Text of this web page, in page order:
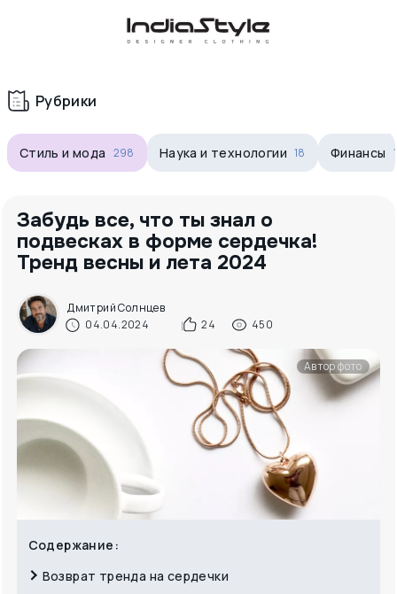
Корзина
В корзиненеттоваров
Корзина покупок пуста..
Рубрики
Стиль и мода 298 Наука и технологии 18 Финансы
Забудь все, что ты знал о
подвесках в форме сердечка!
Тренд весны и лета 2024
Дмитрий Солнцев
04.04.2024
24 450
Автор фото
Содержание:
Возврат тренда на сердечки